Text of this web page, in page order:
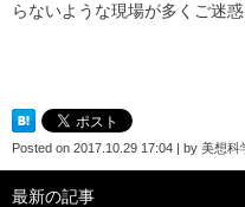
らないような現場が多くご迷惑
Posted on 2017.10.29 17:04 | by 美想科
最新の記事